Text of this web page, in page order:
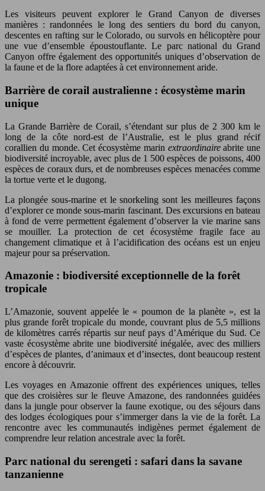
Les visiteurs peuvent explorer le Grand Canyon de diverses
manières : randonnées le long des sentiers du bord du canyon,
descentes en rafting sur le Colorado, ou survols en hélicoptère pour
une vue d’ensemble époustouflante. Le parc national du Grand
Canyon offre également des opportunités uniques d’observation de
la faune et de la flore adaptées à cet environnement aride.
Barrière de corail australienne : écosystème marin
unique
La Grande Barrière de Corail, s’étendant sur plus de 2 300 km le
long de la côte nord-est de l’Australie, est le plus grand récif
corallien du monde. Cet écosystème marin extraordinaireabrite une
biodiversité incroyable, avec plus de 1 500 espèces de poissons, 400
espèces de coraux durs, et de nombreuses espèces menacées comme
la tortue verte et le dugong.
La plongée sous-marine et le snorkeling sont les meilleures façons
d’explorer ce monde sous-marin fascinant. Des excursions en bateau
à fond de verre permettent également d’observer la vie marine sans
se mouiller. La protection de cet écosystème fragile face au
changement climatique et à l’acidification des océans est un enjeu
majeur pour sa préservation.
Amazonie : biodiversité exceptionnelle de la forêt
tropicale
L’Amazonie, souvent appelée le « poumon de la planète », est la
plus grande forêt tropicale du monde, couvrant plus de 5,5 millions
de kilomètres carrés répartis sur neuf pays d’Amérique du Sud. Ce
vaste écosystème abrite une biodiversité inégalée, avec des milliers
d’espèces de plantes, d’animaux et d’insectes, dont beaucoup restent
encore à découvrir.
Les voyages en Amazonie offrent des expériences uniques, telles
que des croisières sur le fleuve Amazone, des randonnées guidées
dans la jungle pour observer la faune exotique, ou des séjours dans
des lodges écologiques pour s’immerger dans la vie de la forêt. La
rencontre avec les communautés indigènes permet également de
comprendre leur relation ancestrale avec la forêt.
Parc national du serengeti : safari dans la savane
tanzanienne